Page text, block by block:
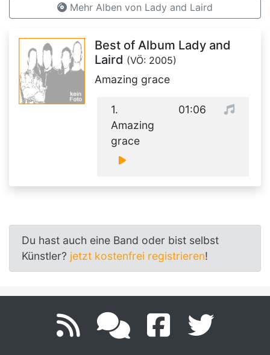
Mehr Alben von Lady and Laird
Best of Album Lady and
Laird (VÖ: 2005)
Amazing grace
1.
Amazing
grace
01:06
Du hast auch eine Band oder bist selbst
Künstler? jetzt kostenfrei registrieren!